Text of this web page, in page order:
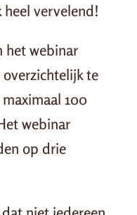
vervelend!
het webinar
te
100
webinar
op drie